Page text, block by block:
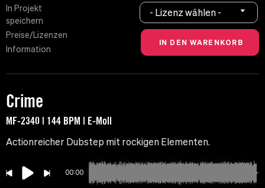
In Projekt
speichern
Preise/Lizenzen
Information
- Lizenz wählen -
Crime
MF-2340 | 144 BPM | E-Moll
Actionreicher Dubstep mit rockigen Elementen.
00:00